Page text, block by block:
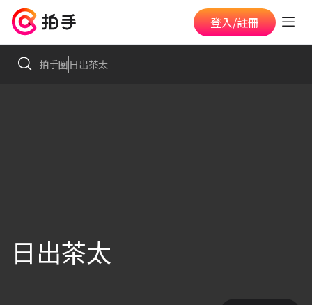
登入/註冊
拍手圈 日出茶太
日出茶太